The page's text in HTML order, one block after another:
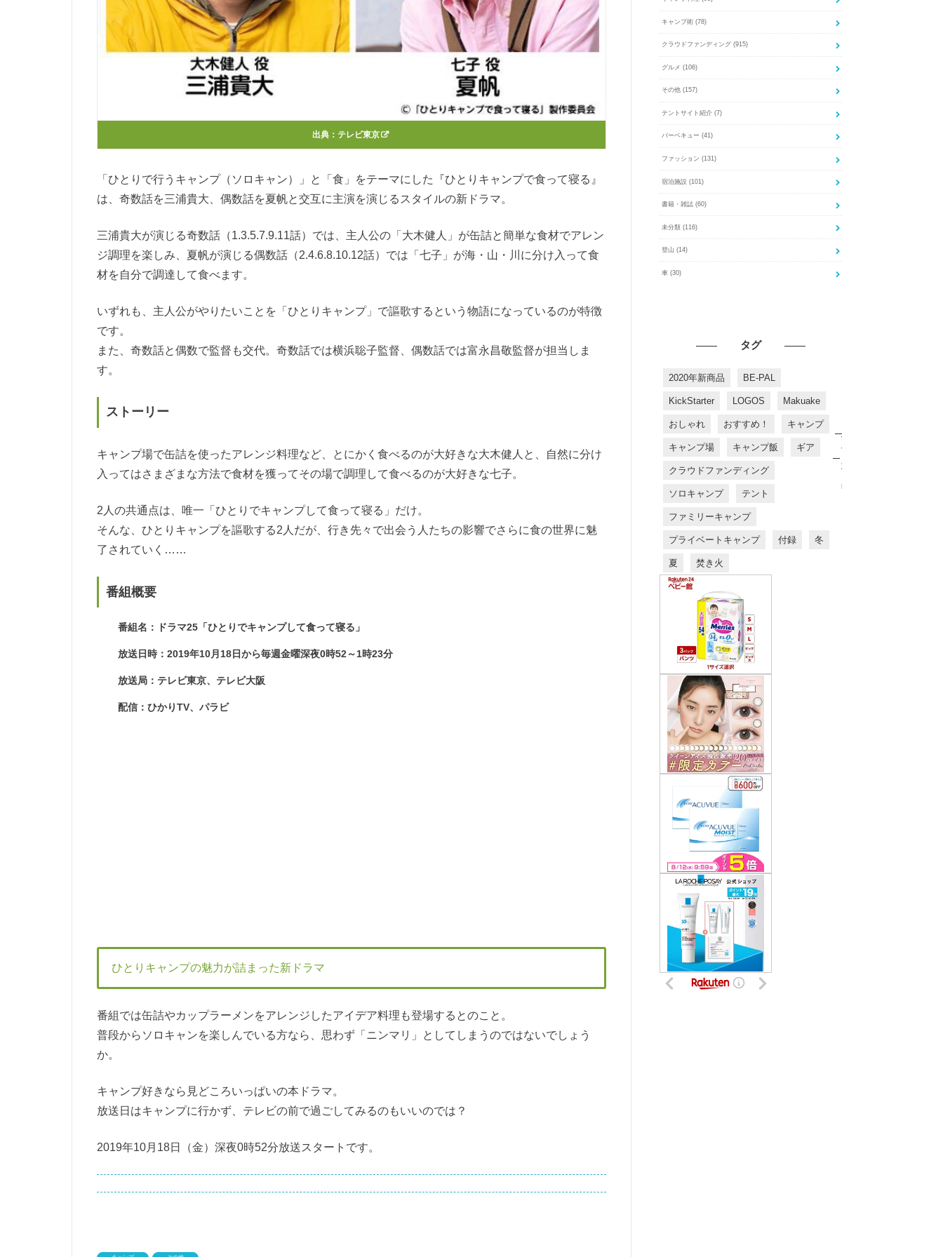
出典：テレビ東京
「ひとりで行うキャンプ（ソロキャン）」と「食」をテーマにした『ひとりキャンプで食って寝る』
は、奇数話を三浦貴大、偶数話を夏帆と交互に主演を演じるスタイルの新ドラマ。
三浦貴大が演じる奇数話（1.3.5.7.9.11話）では、主人公の「大木健人」が缶詰と簡単な食材でアレン
ジ調理を楽しみ、夏帆が演じる偶数話（2.4.6.8.10.12話）では「七子」が海・山・川に分け入って食
材を自分で調達して食べます。
いずれも、主人公がやりたいことを「ひとりキャンプ」で謳歌するという物語になっているのが特徴
です。
また、奇数話と偶数で監督も交代。奇数話では横浜聡子監督、偶数話では富永昌敬監督が担当しま
す。
ストーリー
キャンプ場で缶詰を使ったアレンジ料理など、とにかく食べるのが大好きな大木健人と、自然に分け
入ってはさまざまな方法で食材を獲ってその場で調理して食べるのが大好きな七子。
2人の共通点は、唯一「ひとりでキャンプして食って寝る」だけ。
そんな、ひとりキャンプを謳歌する2人だが、行き先々で出会う人たちの影響でさらに食の世界に魅
了されていく……
番組概要
番組名：ドラマ25「ひとりでキャンプして食って寝る」
放送日時：2019年10月18日から毎週金曜深夜0時52～1時23分
放送局：テレビ東京、テレビ大阪
配信：ひかりTV、パラビ
ひとりキャンプの魅力が詰まった新ドラマ
番組では缶詰やカップラーメンをアレンジしたアイデア料理も登場するとのこと。
普段からソロキャンを楽しんでいる方なら、思わず「ニンマリ」としてしまうのではないでしょう
か。
キャンプ好きなら見どころいっぱいの本ドラマ。
放送日はキャンプに行かず、テレビの前で過ごしてみるのもいいのでは？
2019年10月18日（金）深夜0時52分放送スタートです。
キャンプ術 (78)
クラウドファンディング (915)
グルメ (106)
その他 (157)
テントサイト紹介 (7)
バーベキュー (41)
ファッション (131)
宿泊施設 (101)
書籍・雑誌 (60)
未分類 (116)
登山 (14)
車 (30)
タグ
2020年新商品 BE-PAL
KickStarter LOGOS Makuake
おしゃれ おすすめ！ キャンプ
キャンプ場 キャンプ飯 ギア
クラウドファンディング
ソロキャンプ テント
ファミリーキャンプ
プライベートキャンプ 付録 冬
夏 焚き火
す
す
め
商
品